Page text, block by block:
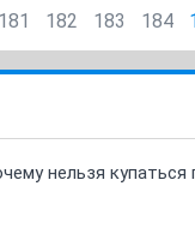
181 182 183 184
нельзя купаться